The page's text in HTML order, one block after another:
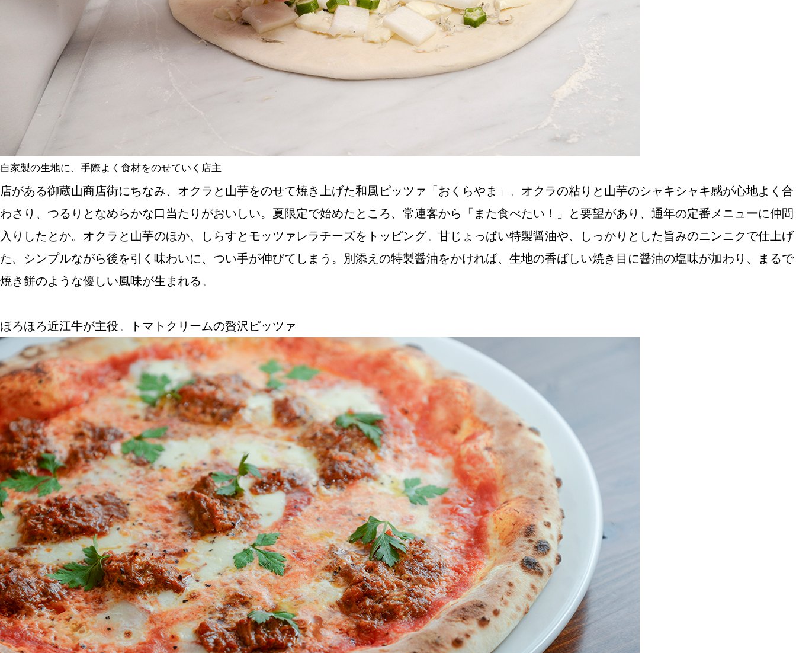
自家製の生地に、手際よく食材をのせていく店主
店がある御蔵山商店街にちなみ、オクラと山芋をのせて焼き上げた和風ピッツァ「おくらやま」。オクラの粘りと山芋のシャキシャキ感が心地よく合
わさり、つるりとなめらかな口当たりがおいしい。夏限定で始めたところ、常連客から「また食べたい！」と要望があり、通年の定番メニューに仲間
入りしたとか。オクラと山芋のほか、しらすとモッツァレラチーズをトッピング。甘じょっぱい特製醤油や、しっかりとした旨みのニンニクで仕上げ
た、シンプルながら後を引く味わいに、つい手が伸びてしまう。別添えの特製醤油をかければ、生地の香ばしい焼き目に醤油の塩味が加わり、まるで
焼き餅のような優しい風味が生まれる。
ほろほろ近江牛が主役。トマトクリームの贅沢ピッツァ